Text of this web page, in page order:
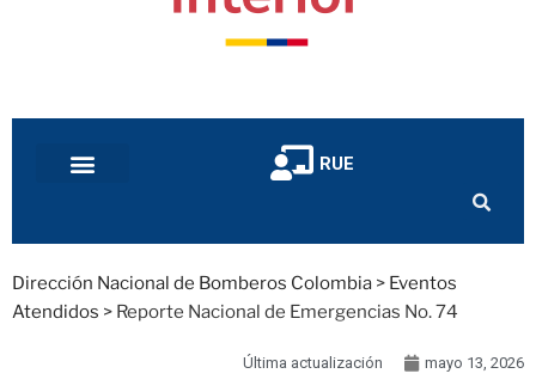
RUE
Dirección Nacional de Bomberos Colombia > Eventos
Atendidos > Reporte Nacional de Emergencias No. 74
Última actualización mayo 13, 2026